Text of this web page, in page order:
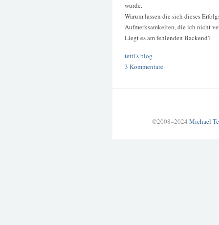
wurde.
Warum lassen die sich dieses
Aufmerksamkeiten, die ich nicht
Liegt es am fehlenden Backend?
tetti's blog
3 Kommentare
©2008–2024 Michael